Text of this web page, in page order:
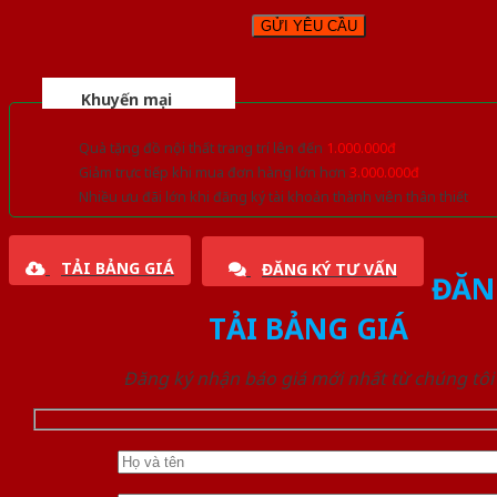
Khuyến mại
Quà tặng đồ nội thất trang trí lên đến 1.000.000đ
Giảm trực tiếp khi mua đơn hàng lớn hơn 3.000.000đ
Nhiều ưu đãi lớn khi đăng ký tài khoản thành viên thân thiết
TẢI BẢNG GIÁ ĐĂNG KÝ TƯ VẤN
TẢI BẢNG GIÁ
Đăng ký nhận báo giá mới nhất từ chúng tôi